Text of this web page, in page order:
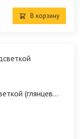
В корзину
(глянцев...